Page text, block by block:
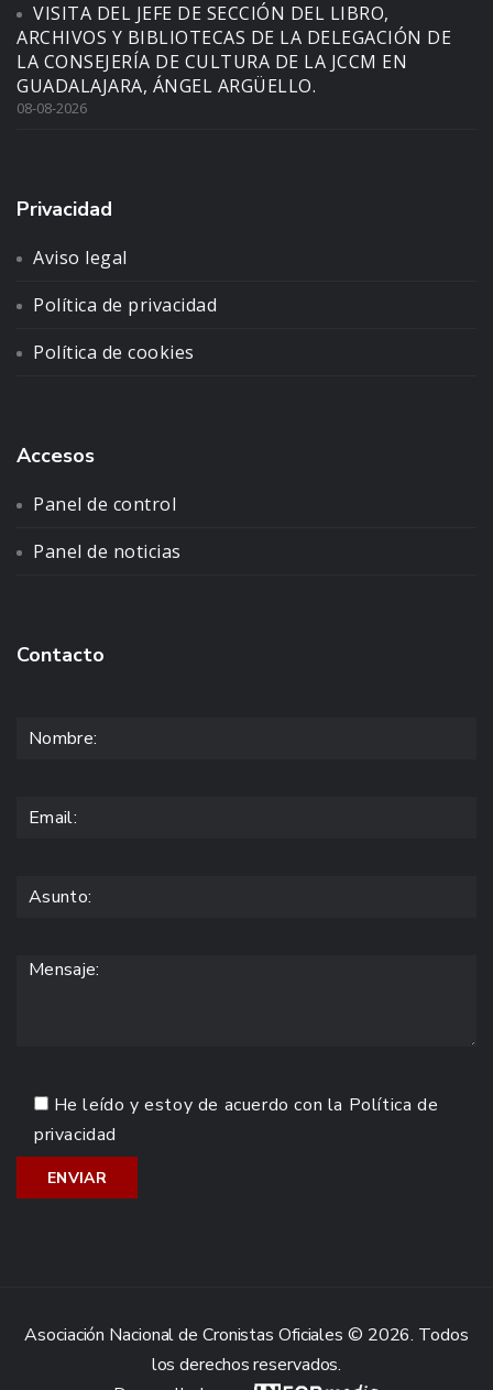
VISITA DEL JEFE DE SECCIÓN DEL LIBRO,
ARCHIVOS Y BIBLIOTECAS DE LA DELEGACIÓN DE
LA CONSEJERÍA DE CULTURA DE LA JCCM EN
GUADALAJARA, ÁNGEL ARGÜELLO.
08-08-2026
Privacidad
Aviso legal
Política de privacidad
Política de cookies
Accesos
Panel de control
Panel de noticias
Contacto
He leído y estoy de acuerdo con la Política de
privacidad
Asociación Nacional de Cronistas Oficiales © 2026. Todos
los derechos reservados.